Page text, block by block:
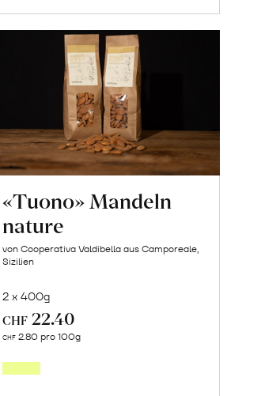
«Tuono» Mandeln
nature
von Cooperativa Valdibella aus Camporeale,
Sizilien
2 x 400g
CHF 22.40
CHF 2.80 pro 100g